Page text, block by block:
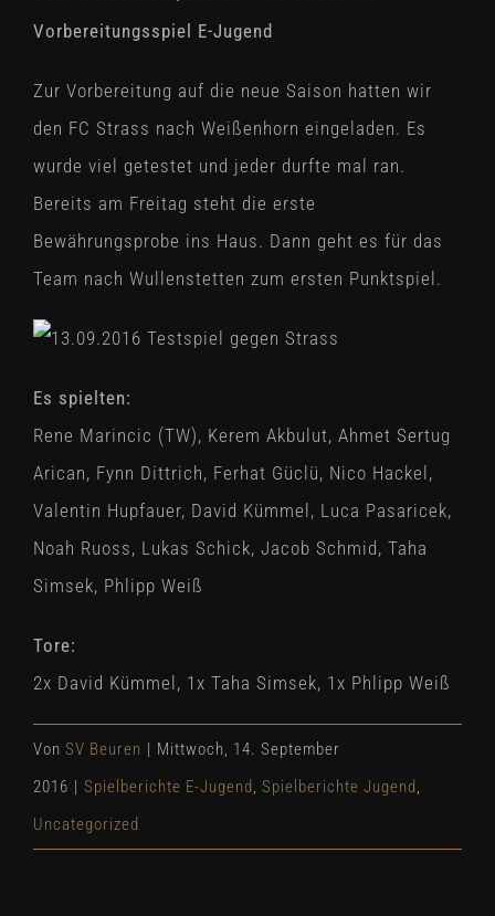
Vorbereitungsspiel E-Jugend
Zur Vorbereitung auf die neue Saison hatten wir
den FC Strass nach Weißenhorn eingeladen. Es
wurde viel getestet und jeder durfte mal ran.
Bereits am Freitag steht die erste
Bewährungsprobe ins Haus. Dann geht es für das
Team nach Wullenstetten zum ersten Punktspiel.
Es spielten:
Rene Marincic (TW), Kerem Akbulut, Ahmet Sertug
Arican, Fynn Dittrich, Ferhat Güclü, Nico Hackel,
Valentin Hupfauer, David Kümmel, Luca Pasaricek,
Noah Ruoss, Lukas Schick, Jacob Schmid, Taha
Simsek, Phlipp Weiß
Tore:
2x David Kümmel, 1x Taha Simsek, 1x Phlipp Weiß
Von SV Beuren | Mittwoch, 14. September
2016 | Spielberichte E-Jugend, Spielberichte Jugend,
Uncategorized